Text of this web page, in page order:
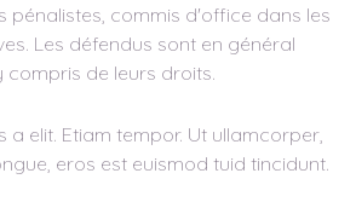
pénalistes, commis d'office dans les
Les défendus sont en général
de leurs droits.
a elit. Etiam tempor. Ut ullamcorper,
eros est euismod tuid tincidunt.